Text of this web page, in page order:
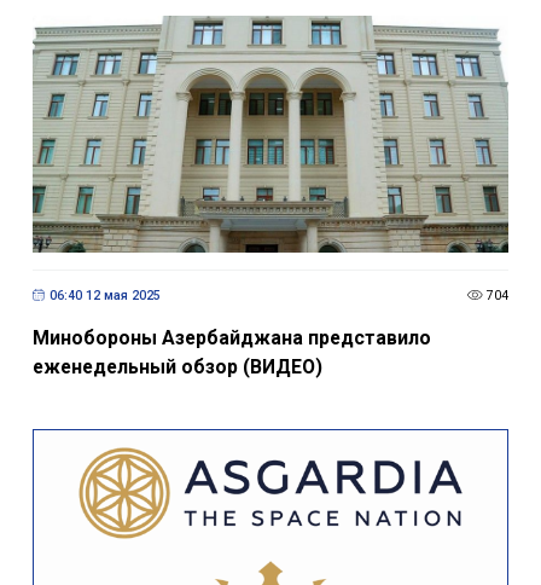
06:40 12 мая 2025 704
Минобороны Азербайджана представило
еженедельный обзор (ВИДЕО)